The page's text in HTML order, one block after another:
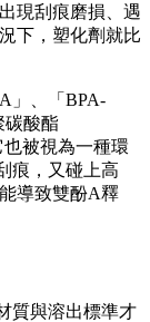
現刮痕磨損、遇
下，塑化劑就比
」、「BPA-
碳酸酯
也被視為一種環
痕，又碰上高
導致雙酚A釋
質與溶出標準才